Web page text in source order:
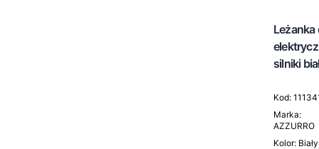
Leżanka
silniki
Kod:
Marka:
AZZURRO
Kolor: Biały